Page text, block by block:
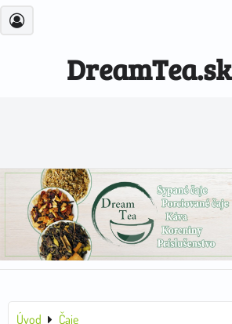
DreamTea.sk
Úvod Čaje